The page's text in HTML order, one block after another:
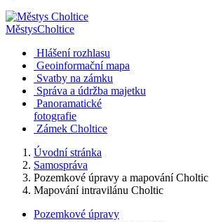
MěstysCholtice
Hlášení rozhlasu
Geoinformační mapa
Svatby na zámku
Správa a údržba majetku
Panoramatické
fotografie
Zámek Choltice
Úvodní stránka
Samospráva
Pozemkové úpravy a mapování Choltic
Mapování intravilánu Choltic
Pozemkové úpravy